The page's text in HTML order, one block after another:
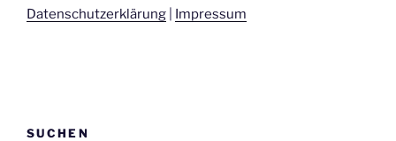
Datenschutzerklärung Impressum
SUCHEN